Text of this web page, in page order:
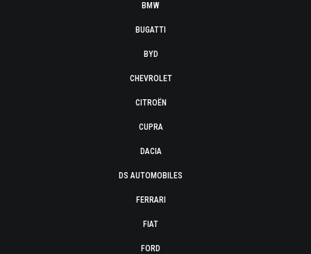
BMW
BUGATTI
BYD
CHEVROLET
CITROËN
CUPRA
DACIA
DS AUTOMOBILES
FERRARI
FIAT
FORD